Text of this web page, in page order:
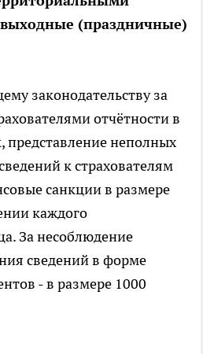
(праздничные)
законодательству за
отчётности в
представление неполных
к страхователям
санкции в размере
каждого
За несоблюдение
сведений в форме
- в размере 1000